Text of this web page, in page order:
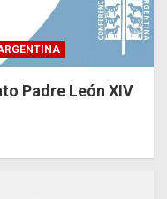
Padre León XIV